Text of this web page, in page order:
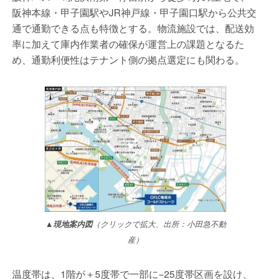
阪神本線・甲子園駅やJR神戸線・甲子園口駅から公共交
通で通勤できる点も特徴とする。物流施設では、配送効
率に加えて庫内作業者の確保が運営上の課題となるた
め、通勤利便性はテナント側の拠点選定にも関わる。
▲現地案内図（クリックで拡大、出所：小田急不動
産）
温度帯は、1階が＋5度帯で一部に−25度帯区画を設け、